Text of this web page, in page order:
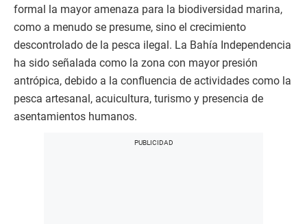
formal la mayor amenaza para la biodiversidad marina,
como a menudo se presume, sino el crecimiento
descontrolado de la pesca ilegal. La Bahía Independencia
ha sido señalada como la zona con mayor presión
antrópica, debido a la confluencia de actividades como la
pesca artesanal, acuicultura, turismo y presencia de
asentamientos humanos.